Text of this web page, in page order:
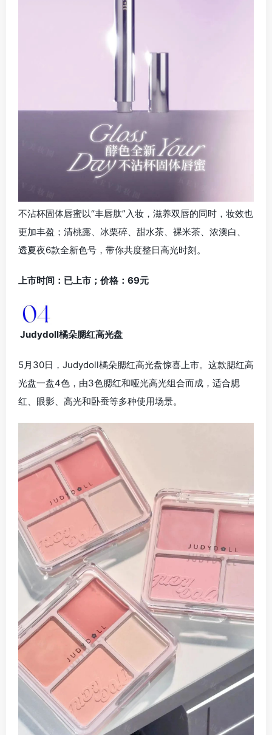
不沾杯固体唇蜜以“丰唇肽”入妆，滋养双唇的同时，妆效也
更加丰盈；清桃露、冰栗碎、甜水茶、裸米茶、浓澳白、
透夏夜6款全新色号，带你共度整日高光时刻。
上市时间：已上市；价格：69元
Judydoll橘朵腮红高光盘
5月30日，Judydoll橘朵腮红高光盘惊喜上市。这款腮红高
光盘一盘4色，由3色腮红和哑光高光组合而成，适合腮
红、眼影、高光和卧蚕等多种使用场景。